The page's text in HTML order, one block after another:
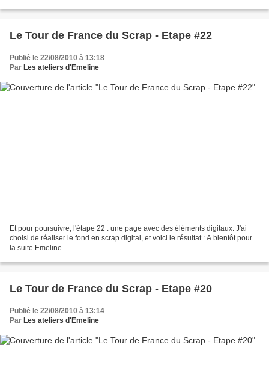
Le Tour de France du Scrap - Etape #22
Publié le 22/08/2010 à 13:18
Par Les ateliers d'Emeline
Et pour poursuivre, l'étape 22 : une page avec des éléments digitaux. J'ai
choisi de réaliser le fond en scrap digital, et voici le résultat : A bientôt pour
la suite Emeline
Le Tour de France du Scrap - Etape #20
Publié le 22/08/2010 à 13:14
Par Les ateliers d'Emeline